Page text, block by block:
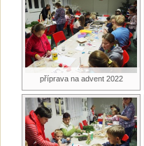
příprava na advent 2022